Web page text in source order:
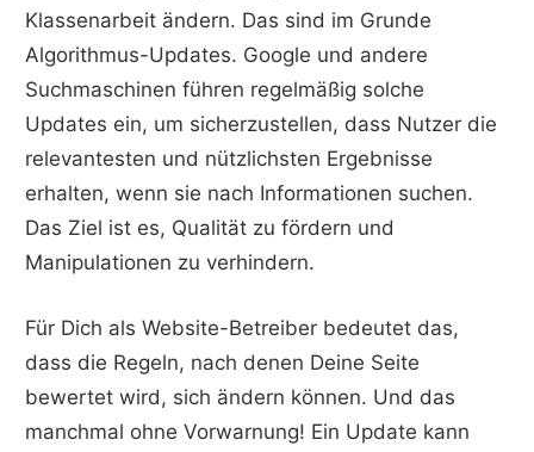
Klassenarbeit ändern. Das sind im Grunde
Algorithmus-Updates. Google und andere
Suchmaschinen führen regelmäßig solche
Updates ein, um sicherzustellen, dass Nutzer die
relevantesten und nützlichsten Ergebnisse
erhalten, wenn sie nach Informationen suchen.
Das Ziel ist es, Qualität zu fördern und
Manipulationen zu verhindern.
Für Dich als Website-Betreiber bedeutet das,
dass die Regeln, nach denen Deine Seite
bewertet wird, sich ändern können. Und das
manchmal ohne Vorwarnung! Ein Update kann